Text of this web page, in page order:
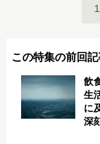
1
この特集の前回
飲
生
に
深